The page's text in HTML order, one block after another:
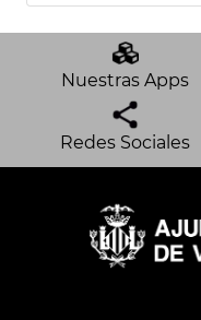
Nuestras Apps
Redes Sociales